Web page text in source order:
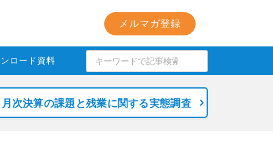
メルマガ登録
ロード資料
月次決算の課題と残業に関する実態調査